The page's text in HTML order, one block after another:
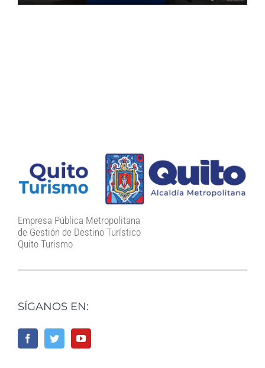
Empresa Pública Metropolitana
de Gestión de Destino Turístico
Quito Turismo
SÍGANOS EN: